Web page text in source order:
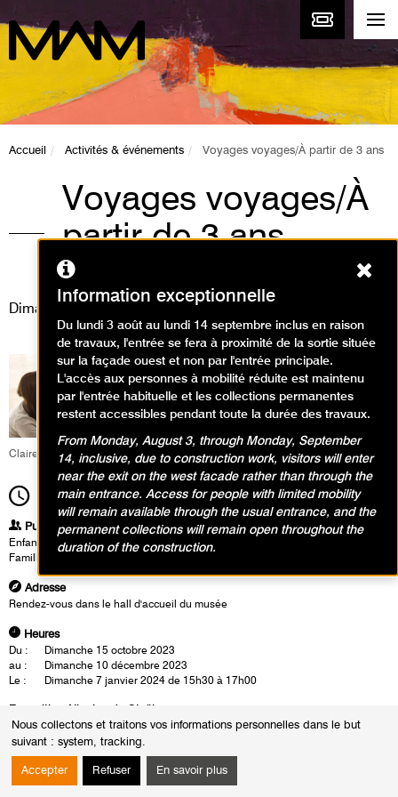
Nous collectons et traitons vos informations personnelles dans le but
suivant : system, tracking.
Accepter Refuser En savoir plus
Accueil Activités & événements Voyages voyages/À partir de 3 ans
Voyages voyages/À
partir de 3 ans
Animations / Créer en famille
Dimanche 7 janvier 2024
Claire Delfino
15h30Durée1h30
Publics
Enfants / Ados
Famille
Adresse
Rendez-vous dans le hall d'accueil du musée
Heures
Du :
Dimanche 15 octobre 2023
au :
Dimanche 10 décembre 2023
Le :
Dimanche 7 janvier 2024 de 15h30 à 17h00
Exposition Nicolas de Staël
L’exposition met l’accent sur l’importance des voyages dans le
renouvellement artistique de Staël, toujours en quête de nouvelles
lumières – que ce soit en Normandie, en Sicile ou en Provence. Les
enfants s’inspirent des oeuvres de l’artiste et recomposent un paysage
Information exceptionnelle
Du lundi 3 août au lundi 14 septembre inclus en raison
de travaux, l'entrée se fera à proximité de la sortie située
sur la façade ouest et non par l'entrée principale.
L'accès aux personnes à mobilité réduite est maintenu
par l'entrée habituelle et les collections permanentes
restent accessibles pendant toute la durée des travaux.
From Monday, August 3, through Monday, September
14, inclusive, due to construction work, visitors will enter
near the exit on the west facade rather than through the
main entrance. Access for people with limited mobility
will remain available through the usual entrance, and the
permanent collections will remain open throughout the
duration of the construction.